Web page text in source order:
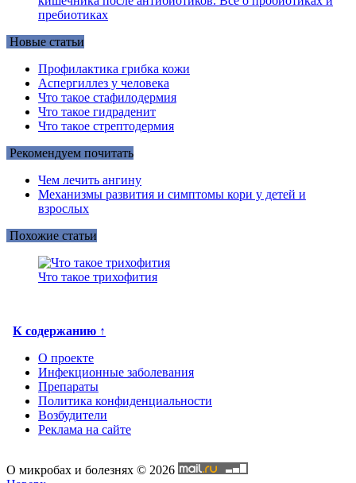
пребиотиках
Новые статьи
Профилактика грибка кожи
Аспергиллез у человека
Что такое стафилодермия
Что такое гидраденит
Что такое стрептодермия
Рекомендуем почитать
Чем лечить ангину
Механизмы развития и симптомы кори у детей и
взрослых
Похожие статьи
Что такое трихофития
К содержанию ↑
О проекте
Инфекционные заболевания
Препараты
Политика конфиденциальности
Возбудители
Реклама на сайте
О микробах и болезнях © 2026